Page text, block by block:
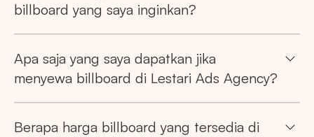
Pencarian
Tips: PilihSemua Provinsiuntuk melihat
billboard yang saya inginkan?
Apa saja yang saya dapatkan jika
menyewa billboard di Lestari Ads Agency?
Berapa harga billboard yang tersedia di